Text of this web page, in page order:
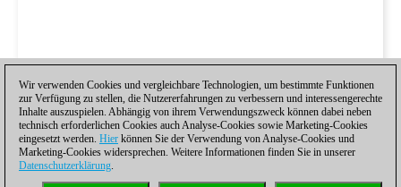
Wir verwenden Cookies und vergleichbare Technologien, um bestimmte Funktionen
zur Verfügung zu stellen, die Nutzererfahrungen zu verbessern und interessengerechte
Inhalte auszuspielen. Abhängig von ihrem Verwendungszweck können dabei neben
technisch erforderlichen Cookies auch Analyse-Cookies sowie Marketing-Cookies
eingesetzt werden. Hier können Sie der Verwendung von Analyse-Cookies und
Marketing-Cookies widersprechen. Weitere Informationen finden Sie in unserer
Datenschutzerklärung.